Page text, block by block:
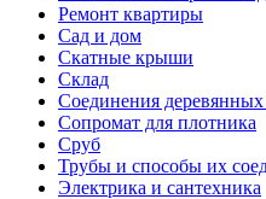
Ремонт квартиры
Сад и дом
Скатные крыши
Склад
Соединения деревянных
Сопромат для плотника
Сруб
Трубы и способы их
Электрика и сантехника